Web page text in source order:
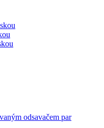
odsavačem par